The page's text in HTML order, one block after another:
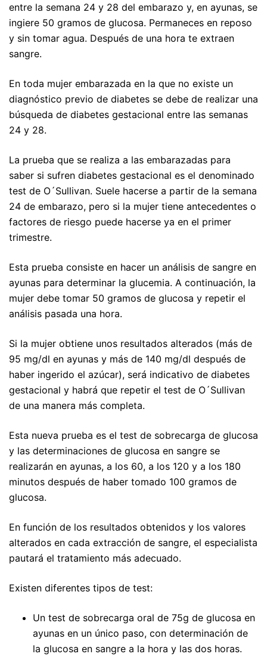
entre la semana 24 y 28 del embarazo y, en ayunas, se
ingiere 50 gramos de glucosa. Permaneces en reposo
y sin tomar agua. Después de una hora te extraen
sangre.
En toda mujer embarazada en la que no existe un
diagnóstico previo de diabetes se debe de realizar una
búsqueda de diabetes gestacional entre las semanas
24 y 28.
La prueba que se realiza a las embarazadas para
saber si sufren diabetes gestacional es el denominado
test de O´Sullivan. Suele hacerse a partir de la semana
24 de embarazo, pero si la mujer tiene antecedentes o
factores de riesgo puede hacerse ya en el primer
trimestre.
Esta prueba consiste en hacer un análisis de sangre en
ayunas para determinar la glucemia. A continuación, la
mujer debe tomar 50 gramos de glucosa y repetir el
análisis pasada una hora.
Si la mujer obtiene unos resultados alterados (más de
95 mg/dl en ayunas y más de 140 mg/dl después de
haber ingerido el azúcar), será indicativo de diabetes
gestacional y habrá que repetir el test de O´Sullivan
de una manera más completa.
Esta nueva prueba es el test de sobrecarga de glucosa
y las determinaciones de glucosa en sangre se
realizarán en ayunas, a los 60, a los 120 y a los 180
minutos después de haber tomado 100 gramos de
glucosa.
En función de los resultados obtenidos y los valores
alterados en cada extracción de sangre, el especialista
pautará el tratamiento más adecuado.
Existen diferentes tipos de test:
Un test de sobrecarga oral de 75g de glucosa en
ayunas en un único paso, con determinación de
la glucosa en sangre a la hora y las dos horas.